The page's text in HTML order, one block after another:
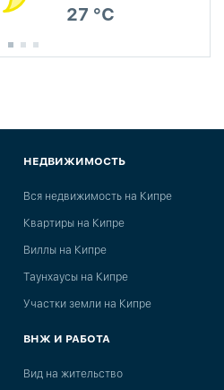
27 °C
НЕДВИЖИМОСТЬ
Вся недвижимость на Кипре
Квартиры на Кипре
Виллы на Кипре
Таунхаусы на Кипре
Участки земли на Кипре
ВНЖ И РАБОТА
Вид на жительство